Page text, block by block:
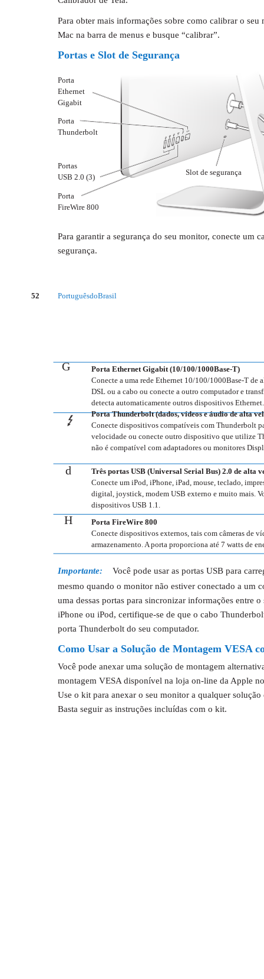
52 Português do Brasil
Para obter mais informações sobre como calibrar o
Mac na barra de menus e busque “calibrar”.
Portas e Slot de Segurança
Slot de segurança
Portas
USB 2.0 (3)
Porta
Ethernet
Gigabit
Porta
Thunderbolt
Porta
FireWire 800
Para garantir a segurança do seu monitor, conecte um
segurança.
G
Porta Ethernet Gigabit (10/100/1000Base-T)
Conecte a uma rede Ethernet 10/100/1000Base-T de
DSL ou a cabo ou conecte a outro computador e
detecta automaticamente outros dispositivos Ethernet.
Porta Thunderbolt (dados, vídeos e áudio de alta
Conecte dispositivos compatíveis com Thunderbolt
velocidade ou conecte outro dispositivo que utilize
não é compatível com adaptadores ou monitores
d
Três portas USB (Universal Serial Bus) 2.0 de alta
Conecte um iPod, iPhone, iPad, mouse, teclado,
digital, joystick, modem USB externo e muito mais.
dispositivos USB 1.1.
H
Porta FireWire 800
Conecte dispositivos externos, tais com câmeras de
armazenamento. A porta proporciona até 7 watts de
Importante:
Você pode usar as portas USB para
mesmo quando o monitor não estiver conectado a um
uma dessas portas para sincronizar informações entre
iPhone ou iPod, certifique-se de que o cabo
porta Thunderbolt do seu computador.
Como Usar a Solução de Montagem VESA
Você pode anexar uma solução de montagem
montagem VESA disponível na loja on-line da Apple
Use o kit para anexar o seu monitor a qualquer
Basta seguir as instruções incluídas com o kit.